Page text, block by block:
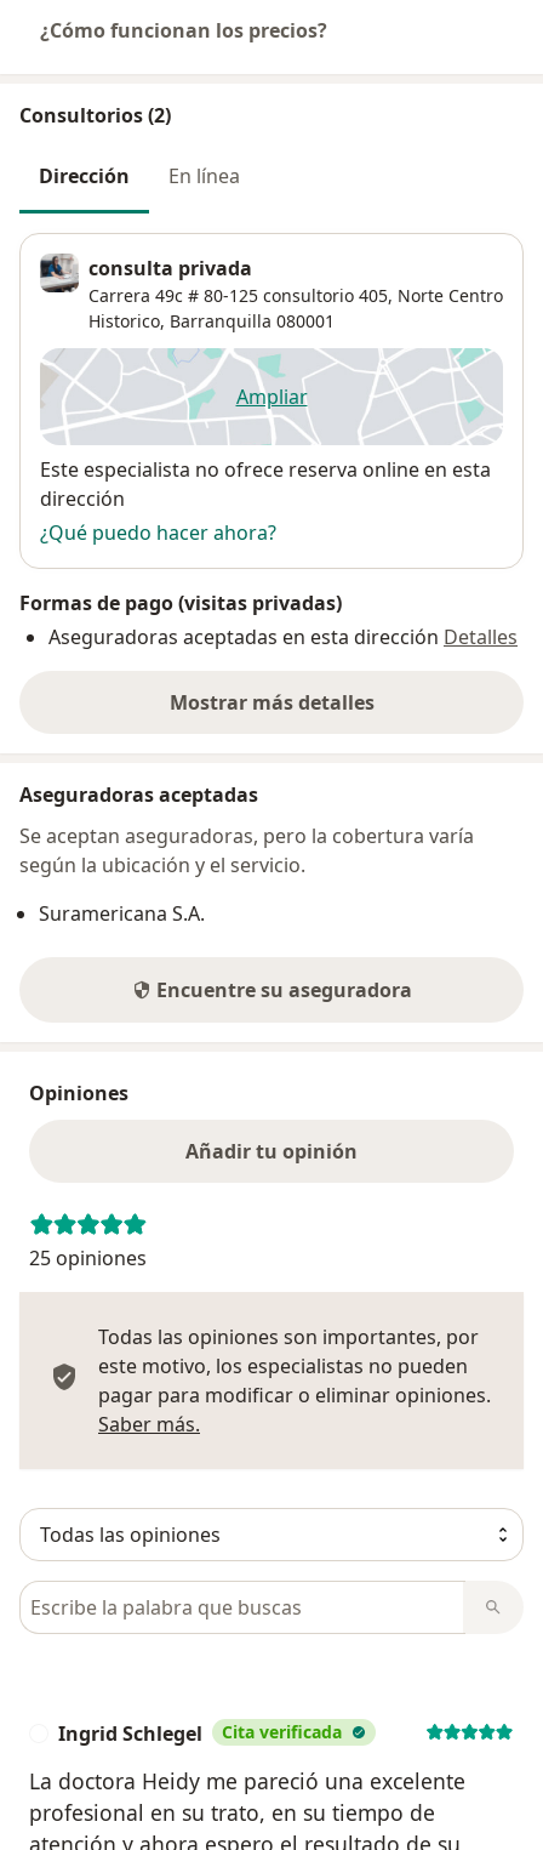
¿Cómo funcionan los precios?
Consultorios (2)
Dirección En línea
consulta privada
Carrera 49c # 80-125 consultorio 405, Norte Centro
Historico, Barranquilla 080001
Ampliarse abre en una nueva
Disponibilidad
Este especialista no ofrece reserva online en esta
dirección
¿Qué puedo hacer ahora?
Formas de pago (visitas privadas)
Aseguradoras aceptadas en esta dirección Detalles
Mostrar más detalles
sobre la dirección
Aseguradoras aceptadas
Se aceptan aseguradoras, pero la cobertura varía
según la ubicación y el servicio.
Suramericana S.A.
Encuentre su aseguradora
Opiniones
Añadir tu opinión
25 opiniones
Todas las opiniones son importantes, por
este motivo, los especialistas no pueden
pagar para modificar o eliminar opiniones.
Saber más.
Busca en opiniones
Ingrid Schlegel Cita verificada
La doctora Heidy me pareció una excelente
profesional en su trato, en su tiempo de
atención y ahora espero el resultado de su